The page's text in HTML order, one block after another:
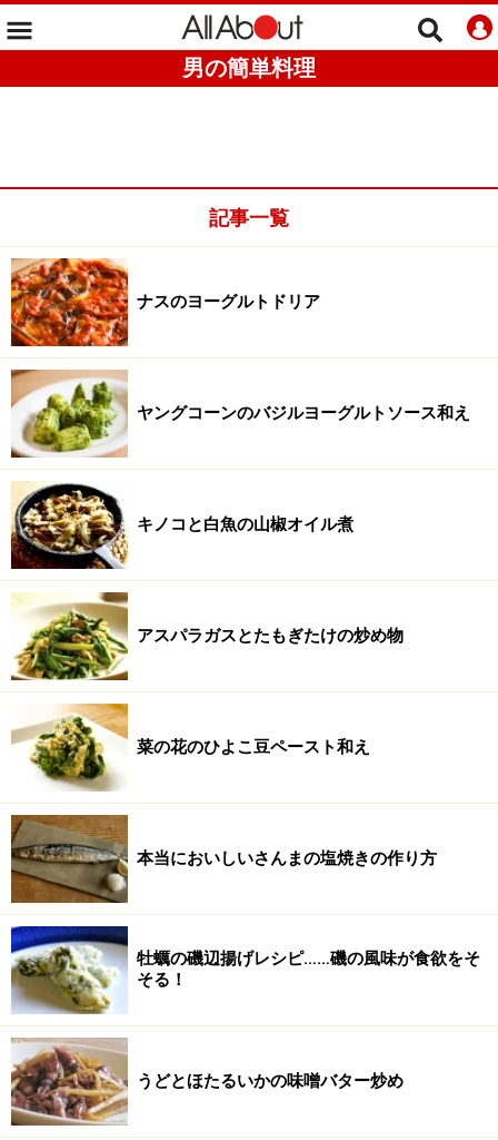
男の簡単料理
記事一覧
ナスのヨーグルトドリア
ヤングコーンのバジルヨーグルトソース和え
キノコと白魚の山椒オイル煮
アスパラガスとたもぎたけの炒め物
菜の花のひよこ豆ペースト和え
本当においしいさんまの塩焼きの作り方
牡蠣の磯辺揚げレシピ……磯の風味が食欲をそ
そる！
うどとほたるいかの味噌バター炒め